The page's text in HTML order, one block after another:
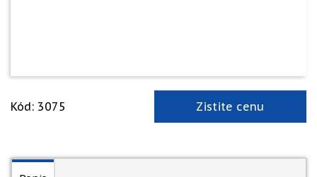
Kód: 3075 Zistite cenu